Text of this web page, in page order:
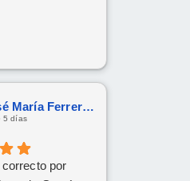
José María Ferreras Prieto
5 días
por